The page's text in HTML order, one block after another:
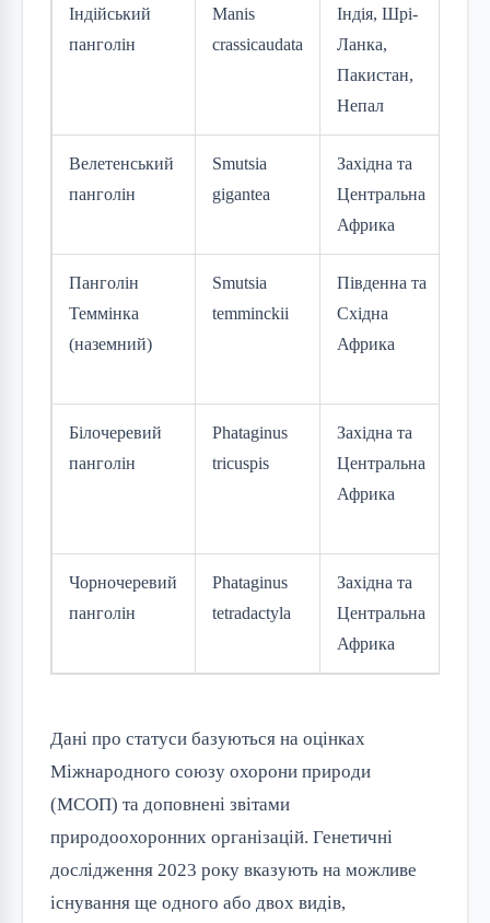
Індійський
панголін
Manis
crassicaudata
Індія, Шрі-
Ланка,
Пакистан,
Непал
Велетенський
панголін
Smutsia
gigantea
Західна та
Центральна
Африка
Панголін
Теммінка
(наземний)
Smutsia
temminckii
Південна та
Східна
Африка
Білочеревий
панголін
Phataginus
tricuspis
Західна та
Центральна
Африка
Чорночеревий
панголін
Phataginus
tetradactyla
Західна та
Центральна
Африка
Дані про статуси базуються на оцінках
Міжнародного союзу охорони природи
(МСОП) та доповнені звітами
природоохоронних організацій. Генетичні
дослідження 2023 року вказують на можливе
існування ще одного або двох видів,